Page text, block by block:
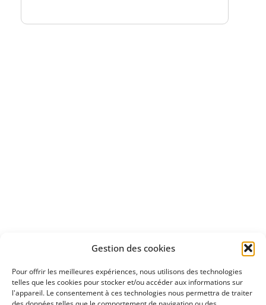
Gestion des cookies
Pour offrir les meilleures expériences, nous utilisons des technologies
telles que les cookies pour stocker et/ou accéder aux informations sur
l'appareil. Le consentement à ces technologies nous permettra de traiter
Découvrez